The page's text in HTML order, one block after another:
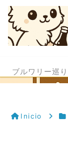
ブルワリー巡り
Inicio